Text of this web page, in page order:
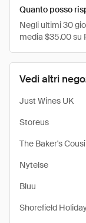
Vedi altri
Just Wines UK
Storeus
The Baker's
Nytelse
Bluu
Shorefield
Quanto posso
Negli ultimi 30
media $35.00 su